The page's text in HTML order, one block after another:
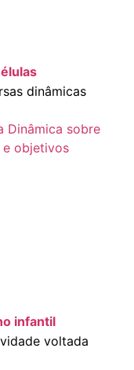
dinâmicas
infantil
voltada